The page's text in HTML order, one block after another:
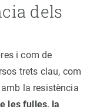
dels
i com de
trets clau, com
la resistència
les fulles, la